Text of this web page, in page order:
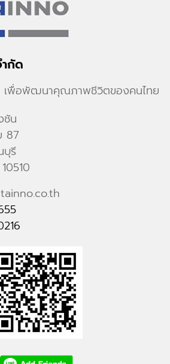
กัด
เพื่อพัฒนาคุณภาพชีวิตของคนไทย
ชัน
87
บุรี